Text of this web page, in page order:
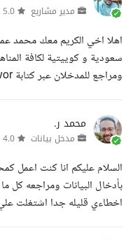
مدير مشاريع
اهلا اخي الكريم معك محمد
سعودية و كوييتية لكافة
ومراجع للمدخلان عبر كتابة wor...
محمد ر.
مدخل بيانات
بأدخال البيانات ومراجعه كل
اخطاءي قليله جدا اشتغلت